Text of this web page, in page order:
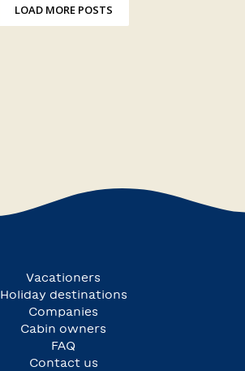
LOAD MORE POSTS
Vacationers
Holiday destinations
Companies
Cabin owners
FAQ
Contact us